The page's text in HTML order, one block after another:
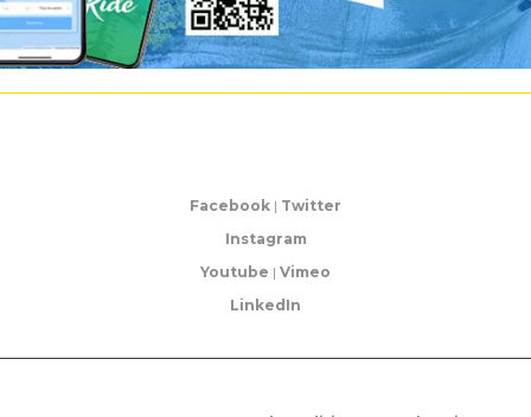
Facebook | Twitter
Instagram
Youtube | Vimeo
LinkedIn